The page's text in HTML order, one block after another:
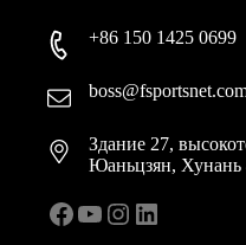
+86 150 1425 0699
Здание 27,
Юаньцзян, Хунань
Facebook
YouTube
Instagram
LinkedIn